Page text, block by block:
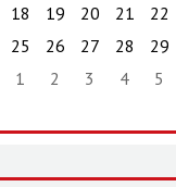
18 19 20 21 22
25 26 27 28 29
1 2 3 4 5